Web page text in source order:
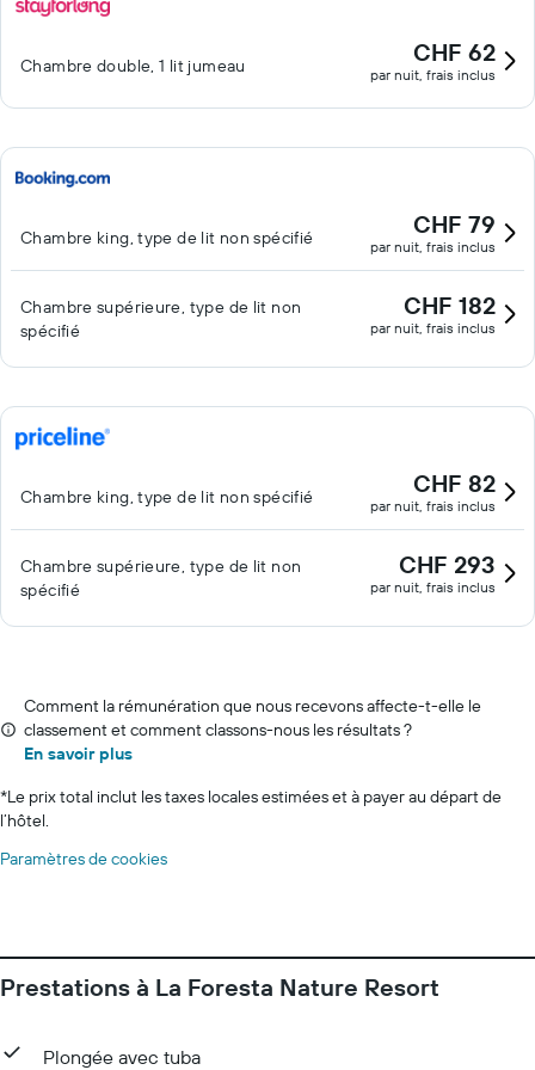
Chambre double, 1 lit jumeau CHF 62
par nuit, frais inclus
Chambre king, type de lit non spécifié CHF 79
par nuit, frais inclus
Chambre supérieure, type de lit non
spécifié
CHF 182
par nuit, frais inclus
Chambre king, type de lit non spécifié CHF 82
par nuit, frais inclus
Chambre supérieure, type de lit non
spécifié
CHF 293
par nuit, frais inclus
Comment la rémunération que nous recevons affecte-t-elle le
classement et comment classons-nous les résultats ?
En savoir plus
*Le prix total inclut les taxes locales estimées et à payer au départ de
l’hôtel.
Paramètres de cookies
Prestations à La Foresta Nature Resort
Plongée avec tuba